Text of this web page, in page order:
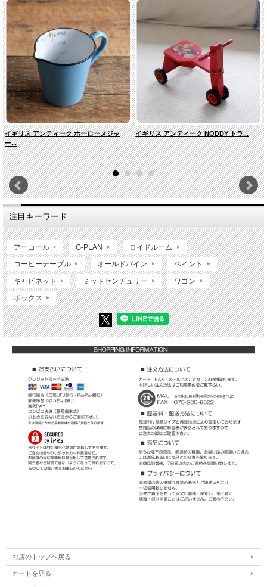
イギリス アンティーク ホーローメジャ
ー...
イギリス アンティーク NODDY トラ...
注目キーワード
アーコール G-PLAN ロイドルーム
コーヒーテーブル オールドパイン ペイント
キャビネット ミッドセンチュリー ワゴン
ボックス
お店のトップへ戻る
カートを見る